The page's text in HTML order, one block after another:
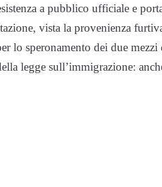
a pubblico ufficiale e
vista la provenienza
lo speronamento dei due
legge sull’immigrazione: